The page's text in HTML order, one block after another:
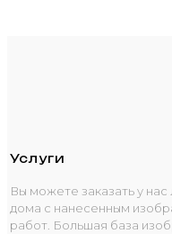
Услуги
Вы можете заказать у
дома с нанесенным
работ. Большая база